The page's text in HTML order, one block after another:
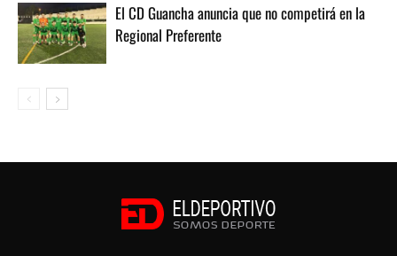
El CD Guancha anuncia que no competirá en la
Regional Preferente